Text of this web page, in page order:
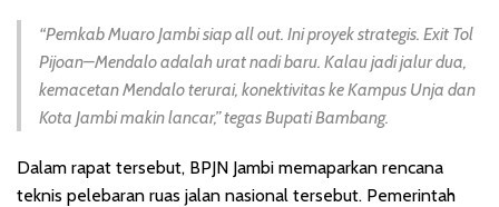
“Pemkab Muaro Jambi siap all out. Ini proyek strategis. Exit Tol
Pijoan–Mendalo adalah urat nadi baru. Kalau jadi jalur dua,
kemacetan Mendalo terurai, konektivitas ke Kampus Unja dan
Kota Jambi makin lancar,” tegas Bupati Bambang.
Dalam rapat tersebut, BPJN Jambi memaparkan rencana
teknis pelebaran ruas jalan nasional tersebut. Pemerintah